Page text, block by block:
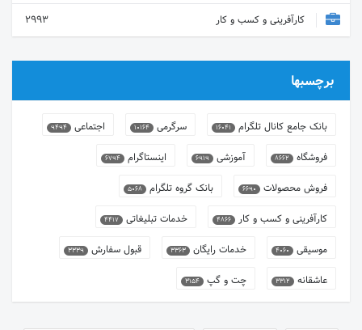
کارآفرینی و کسب و کار
2993
برچسبها
بانک جامع کانال تلگرام 16041 سرگرمی 10164 اجتماعی 9494
فروشگاه 8662 آموزشی 6919 اینستاگرام 6794
فروش محصولات 6690 بانک گروه تلگرام 5068
کارآفرینی و کسب و کار 4866 خدمات تبلیغاتی 4417
موسیقی 4060 خدمات رایگان 3363 قبول سفارش 3339
عاشقانه 3312 چت و گپ 3154